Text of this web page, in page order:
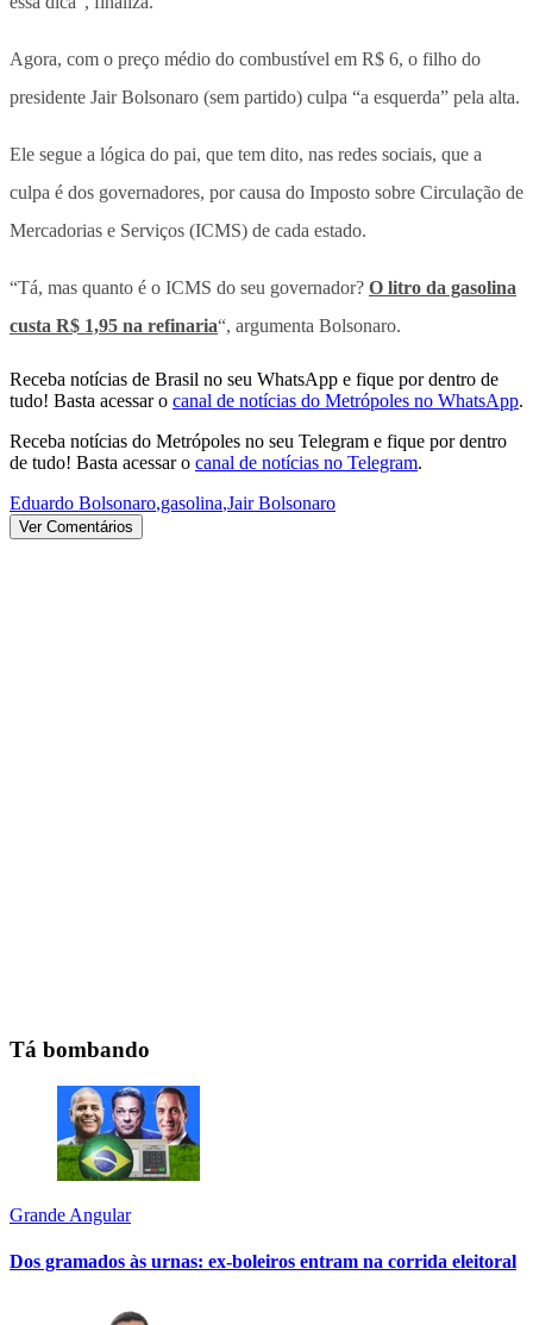
Agora, com o preço médio do combustível em R$ 6, o filho do
presidente Jair Bolsonaro (sem partido) culpa “a esquerda” pela alta.
Ele segue a lógica do pai, que tem dito, nas redes sociais, que a
culpa é dos governadores, por causa do Imposto sobre Circulação de
Mercadorias e Serviços (ICMS) de cada estado.
“Tá, mas quanto é o ICMS do seu governador? O litro da gasolina
custa R$ 1,95 na refinaria“, argumenta Bolsonaro.
Receba notícias de Brasil no seu WhatsApp e fique por dentro de
tudo! Basta acessar o canal de notícias do Metrópoles no WhatsApp.
Receba notícias do Metrópoles no seu Telegram e fique por dentro
de tudo! Basta acessar o canal de notícias no Telegram.
Eduardo Bolsonaro,gasolina,Jair Bolsonaro
Ver Comentários
Tá bombando
Grande Angular
Dos gramados às urnas: ex-boleiros entram na corrida eleitoral